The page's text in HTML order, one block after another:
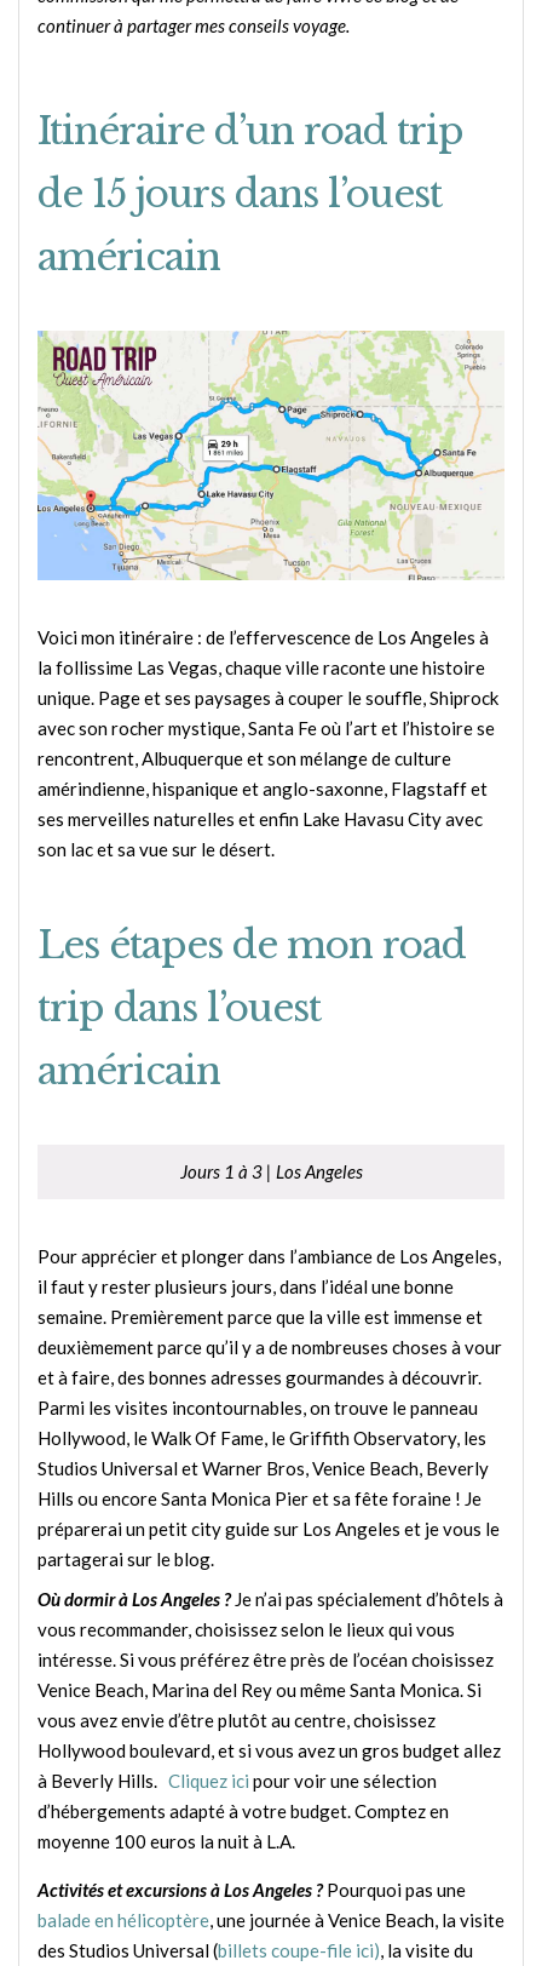
continuer à partager mes conseils voyage.
Itinéraire d’un road trip
de 15 jours dans l’ouest
américain
Voici mon itinéraire : de l’effervescence de Los Angeles à
la follissime Las Vegas, chaque ville raconte une histoire
unique. Page et ses paysages à couper le souffle, Shiprock
avec son rocher mystique, Santa Fe où l’art et l’histoire se
rencontrent, Albuquerque et son mélange de culture
amérindienne, hispanique et anglo-saxonne, Flagstaff et
ses merveilles naturelles et enfin Lake Havasu City avec
son lac et sa vue sur le désert.
Les étapes de mon road
trip dans l’ouest
américain
Jours 1 à 3 | Los Angeles
Pour apprécier et plonger dans l’ambiance de Los Angeles,
il faut y rester plusieurs jours, dans l’idéal une bonne
semaine. Premièrement parce que la ville est immense et
deuxièmement parce qu’il y a de nombreuses choses à vour
et à faire, des bonnes adresses gourmandes à découvrir.
Parmi les visites incontournables, on trouve le panneau
Hollywood, le Walk Of Fame, le Griffith Observatory, les
Studios Universal et Warner Bros, Venice Beach, Beverly
Hills ou encore Santa Monica Pier et sa fête foraine ! Je
préparerai un petit city guide sur Los Angeles et je vous le
partagerai sur le blog.
Où dormir à Los Angeles ? Je n’ai pas spécialement d’hôtels à
vous recommander, choisissez selon le lieux qui vous
intéresse. Si vous préférez être près de l’océan choisissez
Venice Beach, Marina del Rey ou même Santa Monica. Si
vous avez envie d’être plutôt au centre, choisissez
Hollywood boulevard, et si vous avez un gros budget allez
à Beverly Hills. Cliquez ici pour voir une sélection
d’hébergements adapté à votre budget. Comptez en
moyenne 100 euros la nuit à L.A.
Activités et excursions à Los Angeles ?Pourquoi pas une
balade en hélicoptère, une journée à Venice Beach, la visite
des Studios Universal (billets coupe-file ici), la visite du